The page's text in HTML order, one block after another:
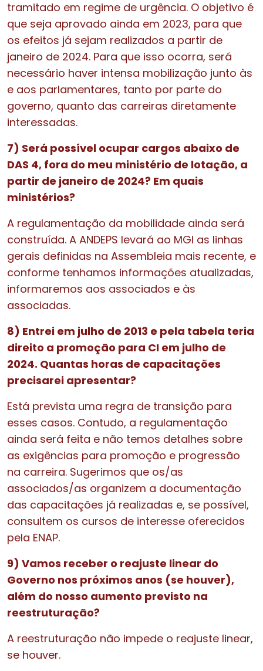
tramitado em regime de urgência. O objetivo é
que seja aprovado ainda em 2023, para que
os efeitos já sejam realizados a partir de
janeiro de 2024. Para que isso ocorra, será
necessário haver intensa mobilização junto às
e aos parlamentares, tanto por parte do
governo, quanto das carreiras diretamente
interessadas.
7) Será possível ocupar cargos abaixo de
DAS 4, fora do meu ministério de lotação, a
partir de janeiro de 2024? Em quais
ministérios?
A regulamentação da mobilidade ainda será
construída. A ANDEPS levará ao MGI as linhas
gerais definidas na Assembleia mais recente, e
conforme tenhamos informações atualizadas,
informaremos aos associados e às
associadas.
8) Entrei em julho de 2013 e pela tabela teria
direito a promoção para CI em julho de
2024. Quantas horas de capacitações
precisarei apresentar?
Está prevista uma regra de transição para
esses casos. Contudo, a regulamentação
ainda será feita e não temos detalhes sobre
as exigências para promoção e progressão
na carreira. Sugerimos que os/as
associados/as organizem a documentação
das capacitações já realizadas e, se possível,
consultem os cursos de interesse oferecidos
pela ENAP.
9) Vamos receber o reajuste linear do
Governo nos próximos anos (se houver),
além do nosso aumento previsto na
reestruturação?
A reestruturação não impede o reajuste linear,
se houver.